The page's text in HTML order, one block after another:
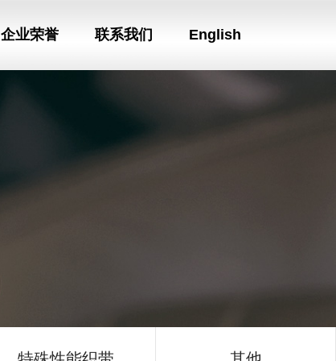
企业荣誉 联系我们 English